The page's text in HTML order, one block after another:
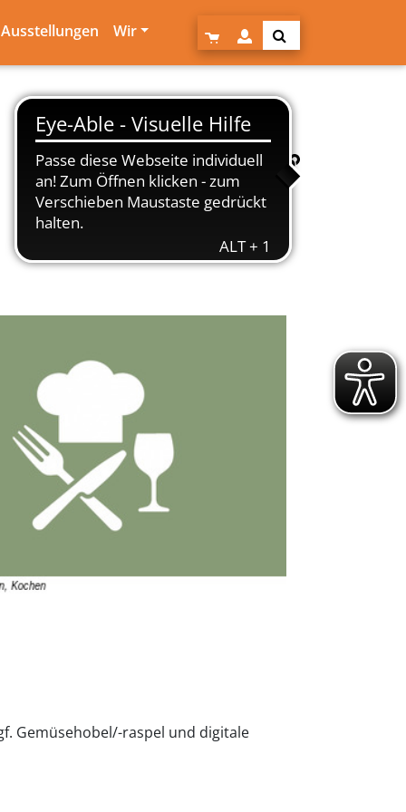
Ausstellungen Wir
Gemüsehobel/-raspel und digitale